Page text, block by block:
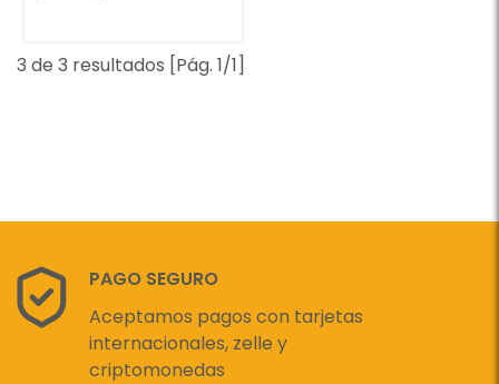
3 de 3 resultados [Pág. 1/1]
PAGO SEGURO
Aceptamos pagos con tarjetas
internacionales, zelle y
criptomonedas